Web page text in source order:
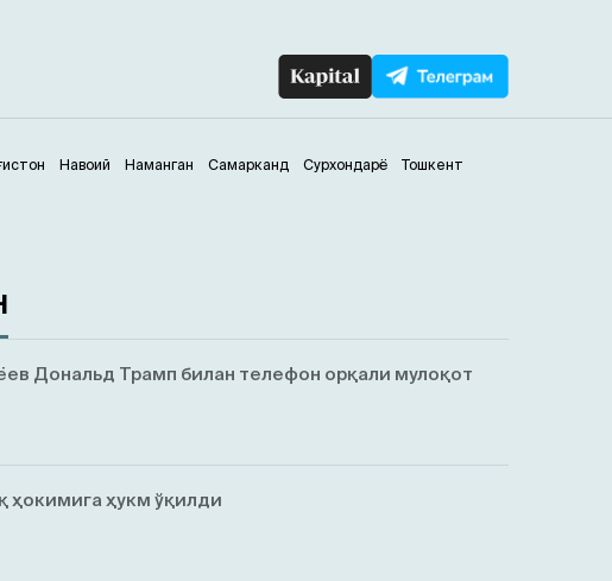
Навоий Наманган Самарканд Сурхондарё Тошкент
Дональд Трамп билан телефон орқали мулоқот
ҳокимига ҳукм ўқилди